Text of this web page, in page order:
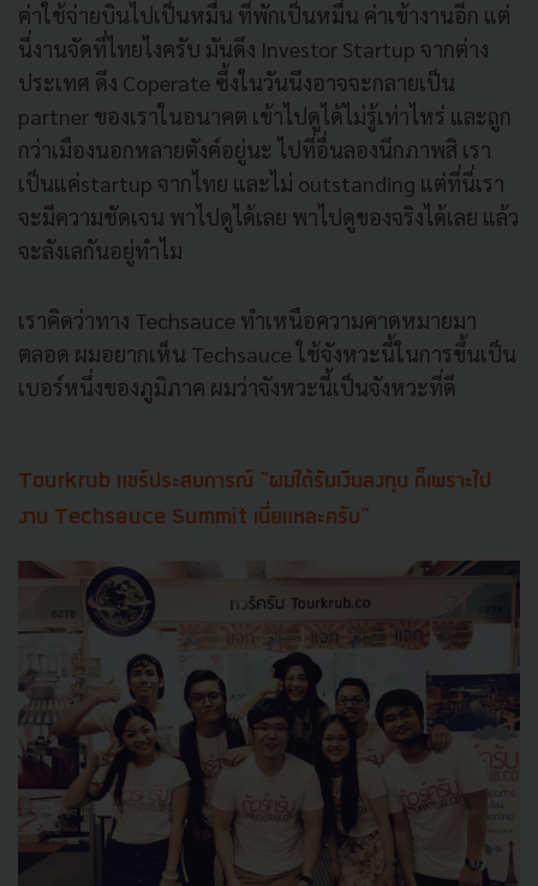
ค่าใช้จ่ายบินไปเป็นหมื่น ที่พักเป็นหมื่น ค่าเข้างานอีก แต่
นี่งานจัดที่ไทยไงครับ มันดึง Investor Startup จากต่าง
ประเทศ ดึง Coperate ซึ้งในวันนึงอาจจะกลายเป็น
partner ของเราในอนาคต เข้าไปดูได้ไม่รู้เท่าไหร่ และถูก
กว่าเมืองนอกหลายตังค์อยู่นะ ไปที่อื่นลองนึกภาพสิ เรา
เป็นแค่startup จากไทย และไม่ outstanding แต่ที่นี่เรา
จะมีความชัดเจน พาไปดูได้เลย พาไปดูของจริงได้เลย แล้ว
จะลังเลกันอยู่ทำไม
เราคิดว่าทาง Techsauce ทำเหนือความคาดหมายมา
ตลอด ผมอยากเห็น Techsauce ใช้จังหวะนี้ในการขึ้นเป็น
เบอร์หนึ่งของภูมิภาค ผมว่าจังหวะนี้เป็นจังหวะที่ดี
Tourkrub แชร์ประสบการณ์ "ผมได้รับเงินลงทุน ก็เพราะไป
งาน Techsauce Summit เนี่ยแหละครับ"